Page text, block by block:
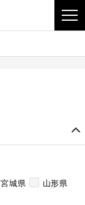
宮城県
山形県